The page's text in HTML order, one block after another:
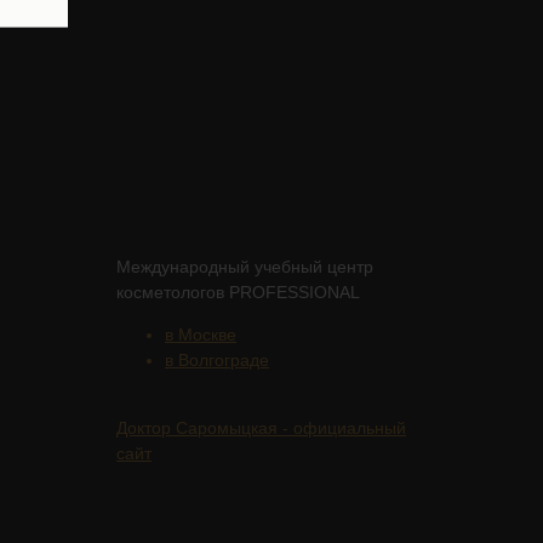
Международный учебный центр
косметологов PROFESSIONAL
в Москве
в Волгограде
Доктор Саромыцкая - официальный
сайт